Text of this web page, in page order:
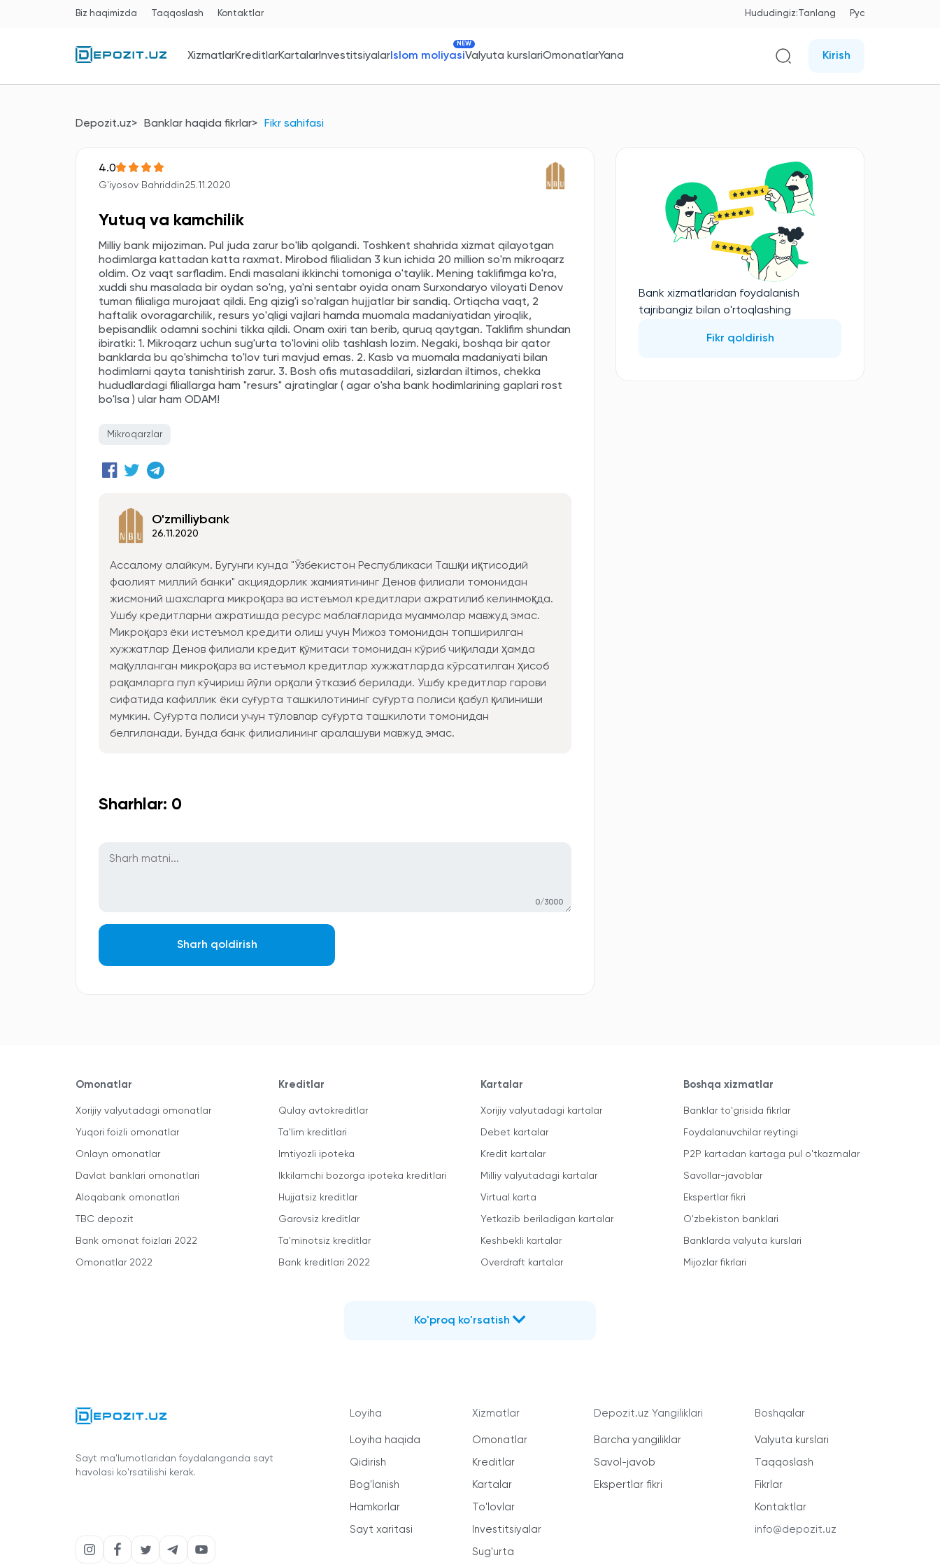
Biz haqimizda Taqqoslash Kontaktlar Hududingiz:Tanlang Рус
XizmatlarKreditlarKartalarInvestitsiyalarIslom moliyasi
NEW
Valyuta kurslariOmonatlarYana Kirish
Depozit.uz Banklar haqida fikrlar Fikr sahifasi
4.0
G'iyosov Bahriddin25.11.2020
Yutuq va kamchilik
Milliy bank mijoziman. Pul juda zarur bo'lib qolgandi. Toshkent shahrida xizmat qilayotgan
hodimlarga kattadan katta raxmat. Mirobod filialidan 3 kun ichida 20 million so'm mikroqarz
oldim. Oz vaqt sarfladim. Endi masalani ikkinchi tomoniga o'taylik. Mening taklifimga ko'ra,
xuddi shu masalada bir oydan so'ng, ya'ni sentabr oyida onam Surxondaryo viloyati Denov
tuman filialiga murojaat qildi. Eng qizig'i so'ralgan hujjatlar bir sandiq. Ortiqcha vaqt, 2
haftalik ovoragarchilik, resurs yo'qligi vajlari hamda muomala madaniyatidan yiroqlik,
bepisandlik odamni sochini tikka qildi. Onam oxiri tan berib, quruq qaytgan. Taklifim shundan
ibiratki: 1. Mikroqarz uchun sug'urta to'lovini olib tashlash lozim. Negaki, boshqa bir qator
banklarda bu qo'shimcha to'lov turi mavjud emas. 2. Kasb va muomala madaniyati bilan
hodimlarni qayta tanishtirish zarur. 3. Bosh ofis mutasaddilari, sizlardan iltimos, chekka
hududlardagi filiallarga ham "resurs" ajratinglar ( agar o'sha bank hodimlarining gaplari rost
bo'lsa ) ular ham ODAM!
Mikroqarzlar
O'zmilliybank
26.11.2020
Ассалому алайкум. Бугунги кунда "Ўзбекистон Республикаси Ташқи иқтисодий
фаолият миллий банки" акциядорлик жамиятининг Денов филиали томонидан
жисмоний шахсларга микроқарз ва истеъмол кредитлари ажратилиб келинмоқда.
Ушбу кредитларни ажратишда ресурс маблағларида муаммолар мавжуд эмас.
Микроқарз ёки истеъмол кредити олиш учун Мижоз томонидан топширилган
хужжатлар Денов филиали кредит қўмитаси томонидан кўриб чиқилади ҳамда
мақулланган микроқарз ва истеъмол кредитлар хужжатларда кўрсатилган ҳисоб
рақамларга пул кўчириш йўли орқали ўтказиб берилади. Ушбу кредитлар гарови
сифатида кафиллик ёки суғурта ташкилотининг суғурта полиси қабул қилиниши
мумкин. Суғурта полиси учун тўловлар суғурта ташкилоти томонидан
белгиланади. Бунда банк филиалининг аралашуви мавжуд эмас.
Sharhlar: 0
0/3000
Sharh qoldirish
Bank xizmatlaridan foydalanish
tajribangiz bilan o'rtoqlashing
Fikr qoldirish
Omonatlar
Xorijiy valyutadagi omonatlar
Yuqori foizli omonatlar
Onlayn omonatlar
Davlat banklari omonatlari
Aloqabank omonatlari
TBC depozit
Bank omonat foizlari 2022
Omonatlar 2022
Kreditlar
Qulay avtokreditlar
Ta'lim kreditlari
Imtiyozli ipoteka
Ikkilamchi bozorga ipoteka kreditlari
Hujjatsiz kreditlar
Garovsiz kreditlar
Ta'minotsiz kreditlar
Bank kreditlari 2022
Kartalar
Xorijiy valyutadagi kartalar
Debet kartalar
Kredit kartalar
Milliy valyutadagi kartalar
Virtual karta
Yetkazib beriladigan kartalar
Keshbekli kartalar
Overdraft kartalar
Boshqa xizmatlar
Banklar to'grisida fikrlar
Foydalanuvchilar reytingi
P2P kartadan kartaga pul o'tkazmalar
Savollar-javoblar
Ekspertlar fikri
O'zbekiston banklari
Banklarda valyuta kurslari
Mijozlar fikrlari
Ko'proq ko'rsatish
Sayt ma'lumotlaridan foydalanganda sayt
havolasi ko'rsatilishi kerak.
Loyiha
Loyiha haqida
Qidirish
Bog'lanish
Hamkorlar
Sayt xaritasi
Xizmatlar
Omonatlar
Kreditlar
Kartalar
To'lovlar
Investitsiyalar
Sug'urta
Depozit.uz Yangiliklari
Barcha yangiliklar
Savol-javob
Ekspertlar fikri
Boshqalar
Valyuta kurslari
Taqqoslash
Fikrlar
Kontaktlar
info@depozit.uz